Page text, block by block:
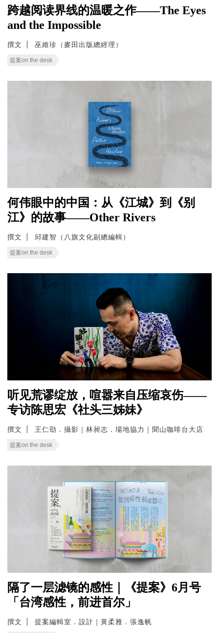
跨越阅读界线的温暖之作——The Eyes
and the Impossible
撰文 巫維珍（麥田出版總經理）
提案on the desk
何伟眼中的中国：从《江城》到《别
江》的故事——Other Rivers
撰文 邱建智（八旗文化副總編輯）
提案on the desk
听见荒谬绽放，喧嚣来自压缩哀伤——
专访陈思宏《社头三姊妹》
撰文 王仁劭．攝影｜林昶志．場地協力｜聞山咖啡台大店
提案on the desk
隔了一层滤镜的感性｜《提案》6月号
「台湾感性，前进首尔」
撰文 提案編輯室．設計｜黃柔雅．張逸帆